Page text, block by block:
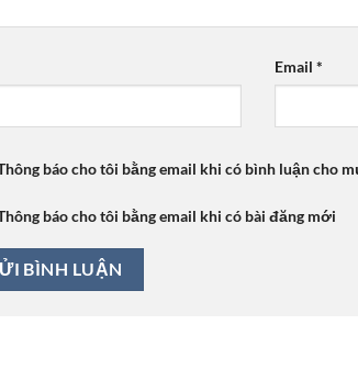
Email*
báo cho tôi bằng email khi có bình luận cho
báo cho tôi bằng email khi có bài đăng mới